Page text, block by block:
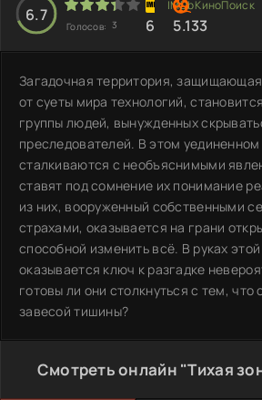
6.7
Голосов: 3 6 5.133
Загадочная территория,
от суеты мира технологий,
группы людей, вынужденных
преследователей. В этом
сталкиваются с необъяснимыми
ставят под сомнение их понимание
из них, вооруженный собственными
страхами, оказывается на грани
способной изменить всё. В руках
оказывается ключ к разгадке
готовы ли они столкнуться с тем, что
завесой тишины?
Смотреть онлайн "Тихая